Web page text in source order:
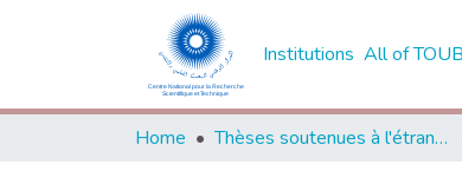
Institutions All of
Home Thèses soutenues à l'étranger